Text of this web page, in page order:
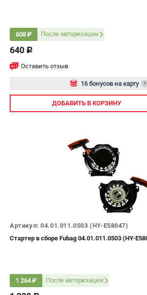
608 ₽ После авторизации
640 c
Оставить отзыв
16 бонусов на карту ?
Авторизуйтесь
ДОБАВИТЬ В КОРЗИНУ
Артикул: 04.01.011.0503 (HY-E58047)
Стартер в сборе Fubag 04.01.011.0503 (HY-
1 264 ₽ После авторизации